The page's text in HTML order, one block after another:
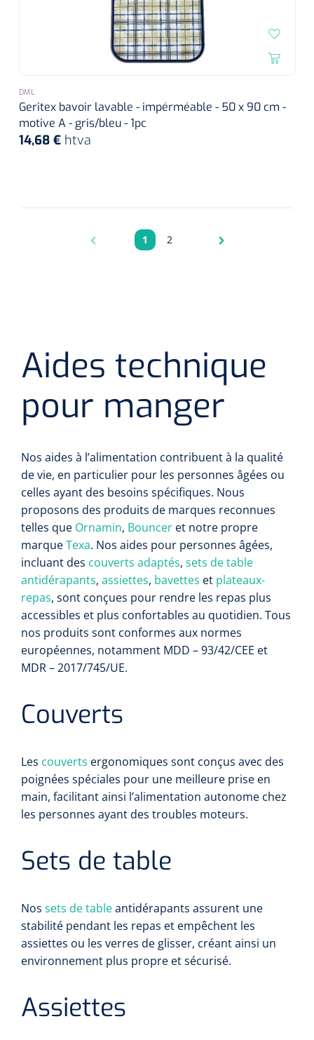
DML
Geritex bavoir lavable - impérméable - 50 x 90 cm -
motive A - gris/bleu - 1pc
14,68 € htva
Pagina
1 Pagina
2
Aides technique
pour manger
Nos aides à l’alimentation contribuent à la qualité
de vie, en particulier pour les personnes âgées ou
celles ayant des besoins spécifiques. Nous
proposons des produits de marques reconnues
telles que Ornamin, Bouncer et notre propre
marqueTexa. Nos aides pour personnes âgées,
incluant des couverts adaptés, sets de table
antidérapants, assiettes, bavettes et plateaux-
repas, sont conçues pour rendre les repas plus
accessibles et plus confortables au quotidien. Tous
nos produits sont conformes aux normes
européennes, notamment MDD – 93/42/CEE et
MDR – 2017/745/UE.
Couverts
Les couverts ergonomiques sont conçus avec des
poignées spéciales pour une meilleure prise en
main, facilitant ainsi l’alimentation autonome chez
les personnes ayant des troubles moteurs.
Sets de table
Nos sets de tableantidérapants assurent une
stabilité pendant les repas et empêchent les
assiettes ou les verres de glisser, créant ainsi un
environnement plus propre et sécurisé.
Assiettes